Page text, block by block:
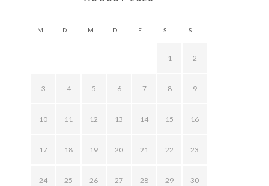
M D M D F S S
1 2
3 4 5 6 7 8 9
10 11 12 13 14 15 16
17 18 19 20 21 22 23
24 25 26 27 28 29 30